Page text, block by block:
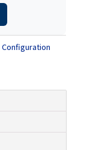
Configuration